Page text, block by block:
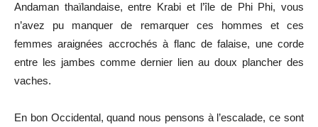
Andaman thaïlandaise, entre Krabi et l’île de Phi Phi, vous
n’avez pu manquer de remarquer ces hommes et ces
femmes araignées accrochés à flanc de falaise, une corde
entre les jambes comme dernier lien au doux plancher des
vaches.
En bon Occidental, quand nous pensons à l’escalade, ce sont